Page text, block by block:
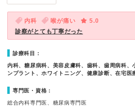
内科 喉が痛い
5.0
診察がとても丁寧だった
診療科目：
内科、糖尿病科、美容皮膚科、歯科、歯周病科、
ンプラント、ホワイトニング、健康診断、在宅医
専門医・資格：
総合内科専門医、糖尿病専門医